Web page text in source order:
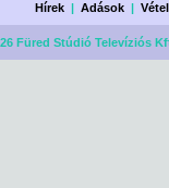
Hírek |Adások |
Füred Stúdió Televíziós